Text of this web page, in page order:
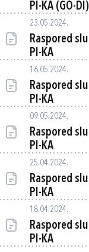
PI-KA (GO-DI)
23.05.2024.
Raspored
PI-KA
16.05.2024.
Raspored
PI-KA
09.05.2024.
Raspored
PI-KA
25.04.2024.
Raspored
PI-KA
18.04.2024.
Raspored
PI-KA